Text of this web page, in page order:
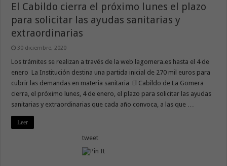
El Cabildo cierra el próximo lunes el plazo
para solicitar las ayudas sanitarias y
extraordinarias
30 diciembre, 2020
Los trámites se realizan a través de la web lagomera.es hasta el 4 de
enero La Institución destina una partida inicial de 270 mil euros para
cubrir las demandas en materia sanitaria El Cabildo de La Gomera
cierra, el próximo lunes, 4 de enero, el plazo para solicitar las ayudas
sanitarias y extraordinarias que cada año convoca, a las que …
Leer
tweet